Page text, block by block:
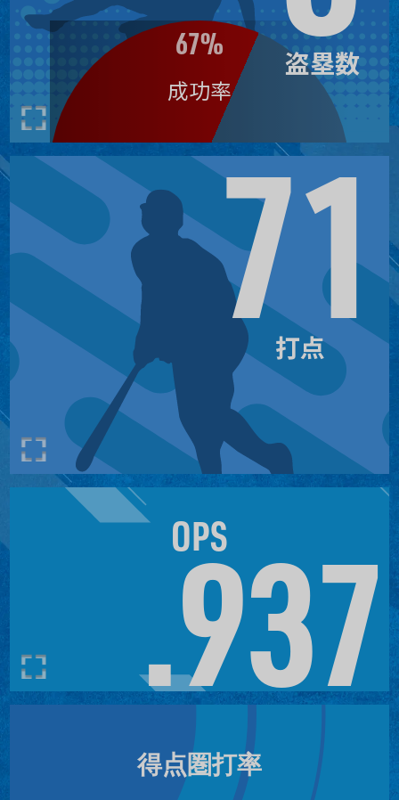
盗塁数
67%
成功率
2 30 ピート・クローアームストロン
グ
3 27 エステリー・ルイーズ
71
打点
17
2026年
12
2025年
8月
点
2026年
8月
1 89 ＣＪ・エイブラムズ
2 87 サル・スチュワート
3 83 ジョーダン・ウォーカー
OPS
.937
得点圏打率